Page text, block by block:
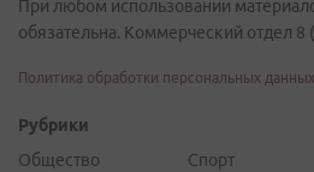
При любом использовании
обязательна. Коммерческий отдел 8
Политика обработки персональных данных
Рубрики
Общество
Спорт